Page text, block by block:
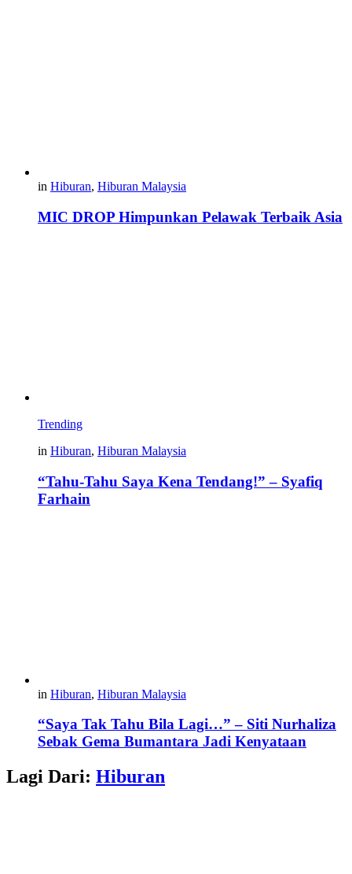
in Hiburan, Hiburan Malaysia
MIC DROP Himpunkan Pelawak Terbaik Asia
Trending
in Hiburan, Hiburan Malaysia
“Tahu-Tahu Saya Kena Tendang!” – Syafiq
Farhain
in Hiburan, Hiburan Malaysia
“Saya Tak Tahu Bila Lagi…” – Siti Nurhaliza
Sebak Gema Bumantara Jadi Kenyataan
Lagi Dari: Hiburan